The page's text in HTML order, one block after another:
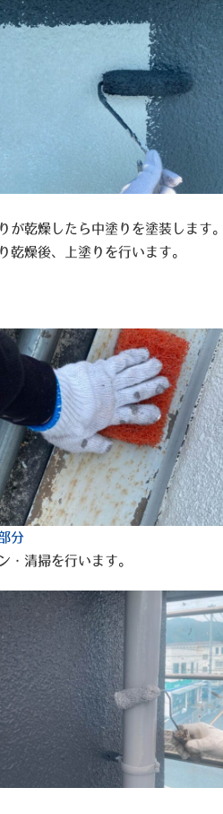
が乾燥したら中塗りを塗装します。
乾燥後、上塗りを行います。
分
・清掃を行います。